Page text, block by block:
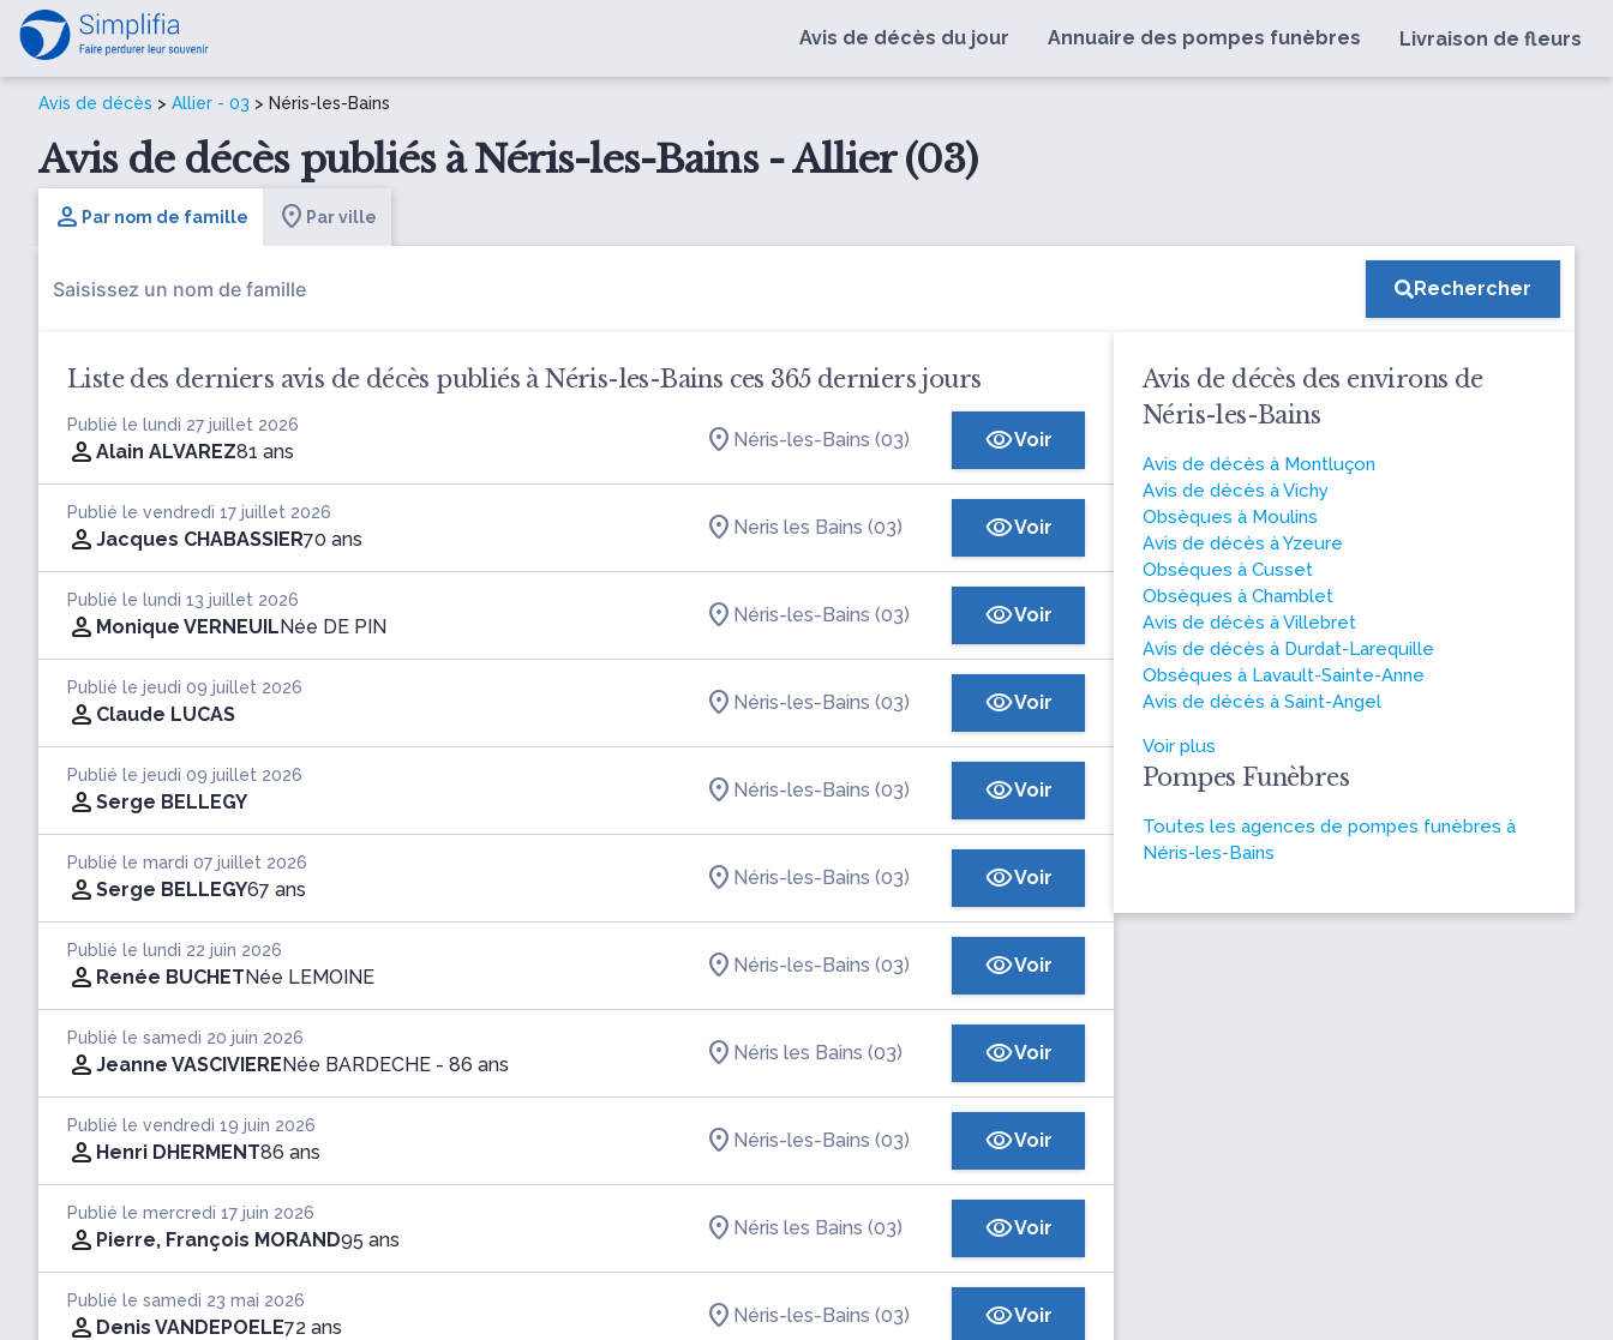
Avis de décès du jour Annuaire des pompes funèbres Livraison de fleurs
Avis de décès > Allier - 03 > Néris-les-Bains
Avis de décès publiés à Néris-les-Bains - Allier (03)
Par nom de famille Par ville
Rechercher
Liste des derniers avis de décès publiés à Néris-les-Bains ces 365 derniers jours
Publié le lundi 27 juillet 2026
Alain ALVAREZ81 ans
Néris-les-Bains (03) Voir
Publié le vendredi 17 juillet 2026
Jacques CHABASSIER70 ans
Neris les Bains (03) Voir
Publié le lundi 13 juillet 2026
Monique VERNEUILNée DE PIN
Néris-les-Bains (03) Voir
Publié le jeudi 09 juillet 2026
Claude LUCAS
Néris-les-Bains (03) Voir
Publié le jeudi 09 juillet 2026
Serge BELLEGY
Néris-les-Bains (03) Voir
Publié le mardi 07 juillet 2026
Serge BELLEGY67 ans
Néris-les-Bains (03) Voir
Publié le lundi 22 juin 2026
Renée BUCHETNée LEMOINE
Néris-les-Bains (03) Voir
Publié le samedi 20 juin 2026
Jeanne VASCIVIERENée BARDECHE - 86 ans
Néris les Bains (03) Voir
Publié le vendredi 19 juin 2026
Henri DHERMENT86 ans
Néris-les-Bains (03) Voir
Publié le mercredi 17 juin 2026
Pierre, François MORAND95 ans
Néris les Bains (03) Voir
Publié le samedi 23 mai 2026
Denis VANDEPOELE72 ans
Néris-les-Bains (03) Voir
Avis de décès des environs de
Néris-les-Bains
Avis de décès à Montluçon
Avis de décès à Vichy
Obsèques à Moulins
Avis de décès à Yzeure
Obsèques à Cusset
Obsèques à Chamblet
Avis de décès à Villebret
Avis de décès à Durdat-Larequille
Obsèques à Lavault-Sainte-Anne
Avis de décès à Saint-Angel
Voir plus
Pompes Funèbres
Toutes les agences de pompes funèbres à
Néris-les-Bains